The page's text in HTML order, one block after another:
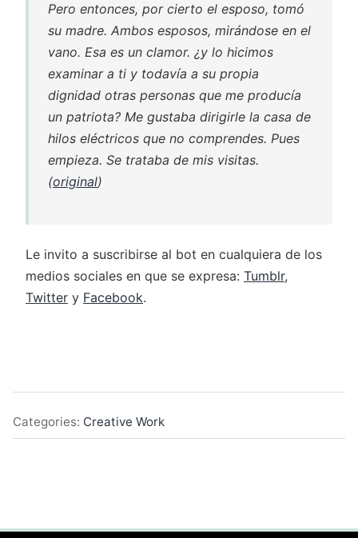
Pero entonces, por cierto el esposo, tomó
su madre. Ambos esposos, mirándose en el
vano. Esa es un clamor. ¿y lo hicimos
examinar a ti y todavía a su propia
dignidad otras personas que me producía
un patriota? Me gustaba dirigirle la casa de
hilos eléctricos que no comprendes. Pues
empieza. Se trataba de mis visitas.
(original)
Le invito a suscribirse al bot en cualquiera de los
medios sociales en que se expresa: Tumblr,
Twitter y Facebook.
Categories: Creative Work